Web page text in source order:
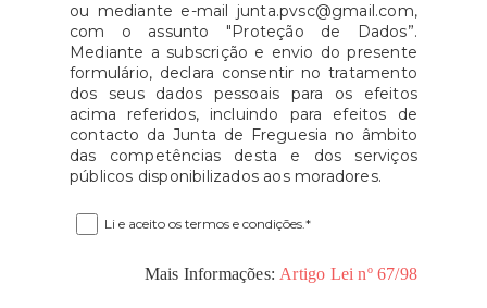
ou mediante e-mail junta.pvsc@gmail.com,
com o assunto "Proteção de Dados”.
Mediante a subscrição e envio do presente
formulário, declara consentir no tratamento
dos seus dados pessoais para os efeitos
acima referidos, incluindo para efeitos de
contacto da Junta de Freguesia no âmbito
das competências desta e dos serviços
públicos disponibilizados aos moradores.
Li e aceito os termos e condições.*
Mais Informações: Artigo Lei nº 67/98